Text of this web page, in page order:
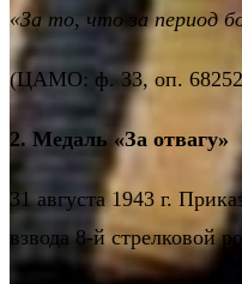
«За то, что за период
(ЦАМО: ф. 33, оп.
2. Медаль «За отвагу»
31 августа 1943 г.
взвода 8-й стрелковой